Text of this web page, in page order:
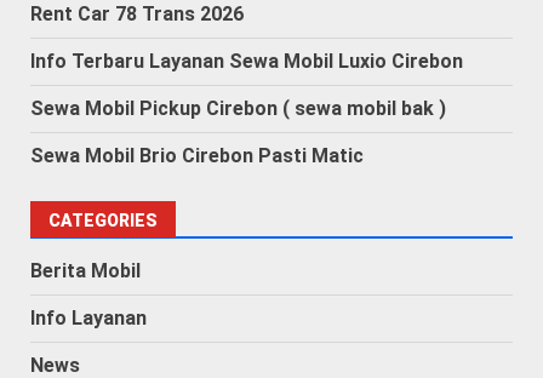
Rent Car 78 Trans 2026
Info Terbaru Layanan Sewa Mobil Luxio Cirebon
Sewa Mobil Pickup Cirebon ( sewa mobil bak )
Sewa Mobil Brio Cirebon Pasti Matic
CATEGORIES
Berita Mobil
Info Layanan
News